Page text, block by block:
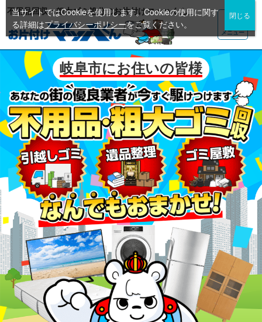
不用品回収・粗大ゴミ処分のお片付けマッハくん
メニュー
岐阜市にお住いの皆様
当サイトではCookieを使用します。Cookieの使用に関す
る詳細はプライバシーポリシーをご覧ください。